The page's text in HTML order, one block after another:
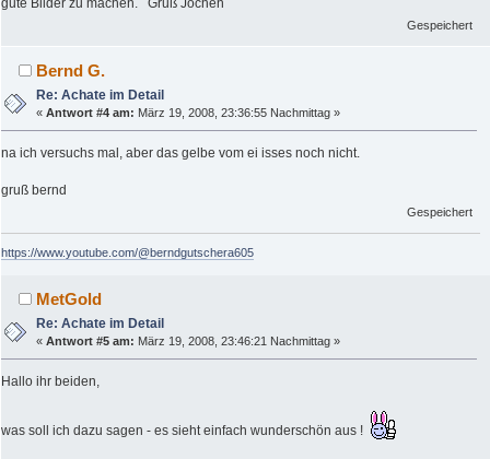
gute Bilder zu machen. Gruß Jochen
Gespeichert
Bernd G.
Re: Achate im Detail
«Antwort #4 am: März 19, 2008, 23:36:55 Nachmittag »
na ich versuchs mal, aber das gelbe vom ei isses noch nicht.
gruß bernd
Gespeichert
https://www.youtube.com/@berndgutschera605
MetGold
Re: Achate im Detail
«Antwort #5 am: März 19, 2008, 23:46:21 Nachmittag »
Hallo ihr beiden,
was soll ich dazu sagen - es sieht einfach wunderschön aus !